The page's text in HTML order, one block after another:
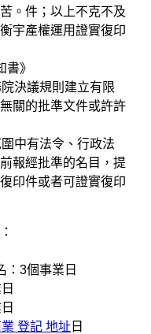
。件；以上不克不及
宇產權運用證實復印
》
決議規則建立有限
關的批準文件或許許
中有法令、行政法
報經批準的名目，提
印件或者可證實復印
3個事業日
登記 地址 日